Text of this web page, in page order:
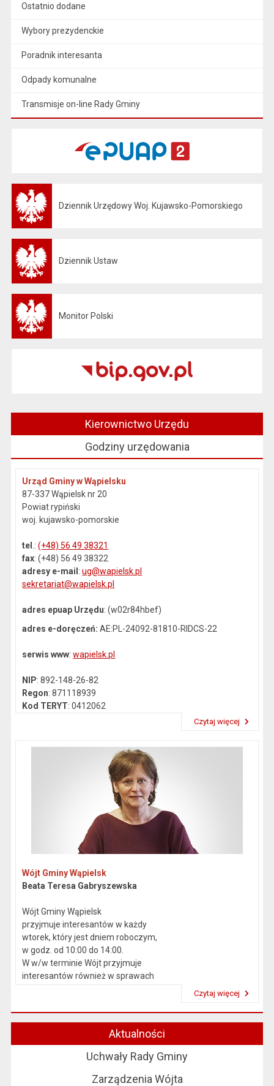
Ostatnio dodane
Wybory prezydenckie
Poradnik interesanta
Odpady komunalne
Transmisje on-line Rady Gminy
Dziennik Urzędowy Woj. Kujawsko-Pomorskiego
Dziennik Ustaw
Monitor Polski
Kierownictwo Urzędu
Godziny urzędowania
Urząd Gminy w Wąpielsku
87-337 Wąpielsk nr 20
Powiat rypiński
woj. kujawsko-pomorskie
tel .:(+48) 56 49 38321
fax: (+48) 56 49 38322
adresy e-mail:ug@wapielsk.pl
sekretariat@wapielsk.pl
adres epuap Urzędu: (w02r84hbef)
adres e-doręczeń: AE:PL-24092-81810-RIDCS-22
serwis www:wapielsk.pl
NIP: 892-148-26-82
Regon: 871118939
Kod TERYT: 0412062
Czytaj więcej
Wójt Gminy Wąpielsk
Beata Teresa Gabryszewska
Wójt Gminy Wąpielsk
przyjmuje interesantów w każdy
wtorek, który jest dniem roboczym,
w godz. od 10:00 do 14:00.
W w/w terminie Wójt przyjmuje
interesantów również w sprawach
Czytaj więcej
Aktualności
Uchwały Rady Gminy
Zarządzenia Wójta